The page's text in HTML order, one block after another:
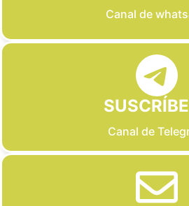
Canal de
Canal de